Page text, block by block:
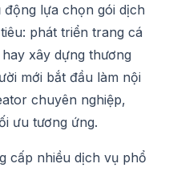
lựa chọn gói dịch
phát triển trang cá
xây dựng thương
mới bắt đầu làm nội
chuyên nghiệp,
ưu tương ứng.
cấp nhiều dịch vụ phổ